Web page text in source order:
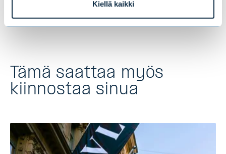
Kiellä kaikki
www.evli.com/rahastot
Tämä saattaa myös
kiinnostaa sinua